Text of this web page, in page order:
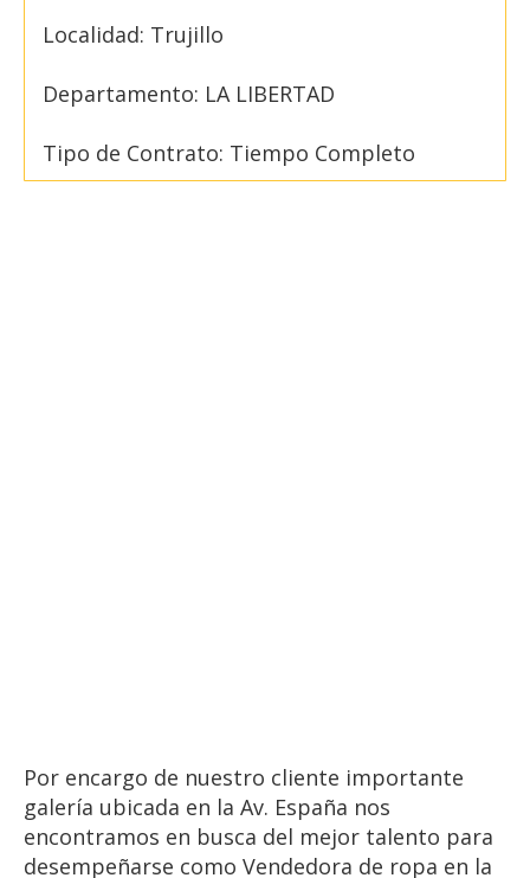
Localidad: Trujillo
Departamento: LA LIBERTAD
Tipo de Contrato: Tiempo Completo
Por encargo de nuestro cliente importante
galería ubicada en la Av. España nos
encontramos en busca del mejor talento para
desempeñarse como Vendedora de ropa en la